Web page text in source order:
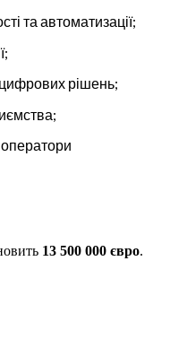
та автоматизації;
рішень;
13 500 000 євро.